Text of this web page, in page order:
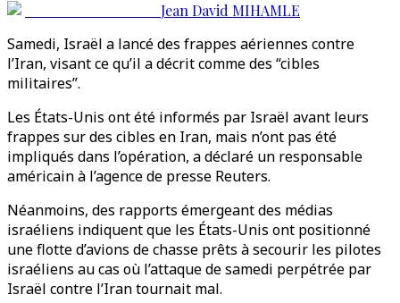
Jean David MIHAMLE
Samedi, Israël a lancé des frappes aériennes contre
l’Iran, visant ce qu’il a décrit comme des “cibles
militaires”.
Les États-Unis ont été informés par Israël avant leurs
frappes sur des cibles en Iran, mais n’ont pas été
impliqués dans l’opération, a déclaré un responsable
américain à l’agence de presse Reuters.
Néanmoins, des rapports émergeant des médias
israéliens indiquent que les États-Unis ont positionné
une flotte d’avions de chasse prêts à secourir les pilotes
israéliens au cas où l’attaque de samedi perpétrée par
Israël contre l’Iran tournait mal.